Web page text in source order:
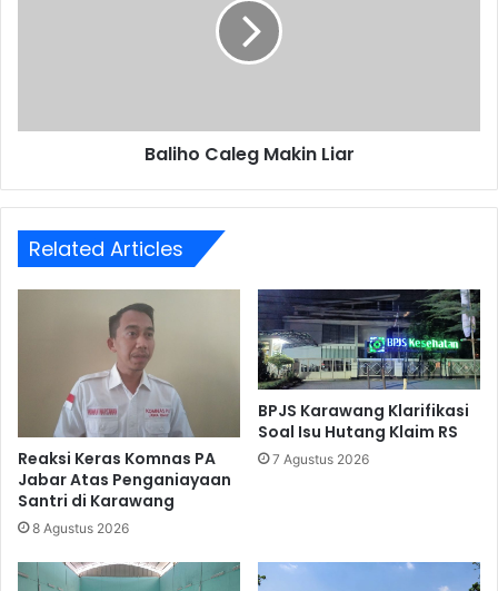
Baliho Caleg Makin Liar
Related Articles
Reaksi Keras Komnas PA
Jabar Atas Penganiayaan
Santri di Karawang
8 Agustus 2026
BPJS Karawang Klarifikasi
Soal Isu Hutang Klaim RS
7 Agustus 2026